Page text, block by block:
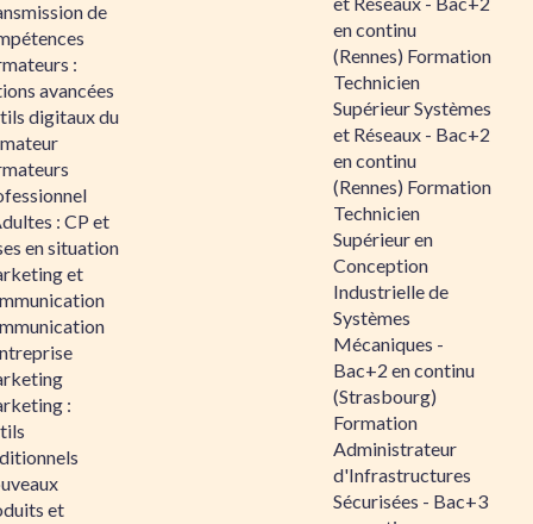
de
:
avancées
digitaux du
: CP et
en situation
et
:
et
en continu
(Rennes) Formation
Technicien
Supérieur Systèmes
et Réseaux - Bac+2
en continu
(Rennes) Formation
Technicien
Supérieur en
Conception
Industrielle de
Systèmes
Mécaniques -
Bac+2 en continu
(Strasbourg)
Formation
Administrateur
d'Infrastructures
Sécurisées - Bac+3